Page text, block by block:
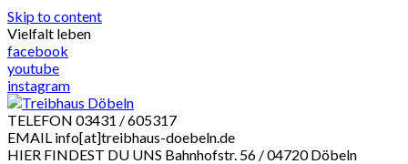
Skip to content
Vielfalt leben
facebook
youtube
instagram
TELEFON 03431 / 605317
EMAIL info[at]treibhaus-doebeln.de
HIER FINDEST DU UNS Bahnhofstr. 56 / 04720 Döbeln